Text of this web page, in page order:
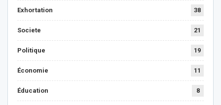
Exhortation 38
Societe 21
Politique 19
Économie 11
Éducation 8